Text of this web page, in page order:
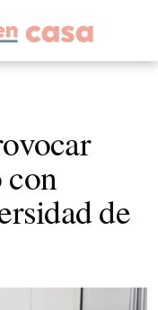
con
de